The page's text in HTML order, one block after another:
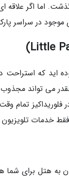
اما اگر علاقه
موجود در سراسر
اید که
تمام
خدمات تلویزیون
به هتل برای